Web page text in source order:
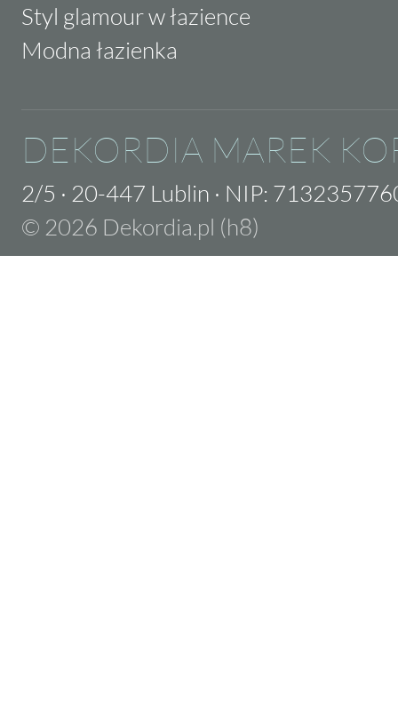
Styl glamour w łazience
Modna łazienka
DEKORDIA MAREK
2/5 · 20-447 Lublin · NIP:
© 2026 Dekordia.pl (h8)